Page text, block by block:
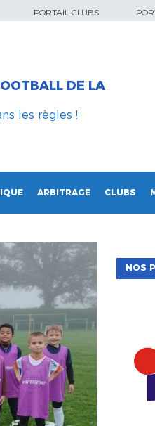
PORTAIL CLUBS
DE LA
les règles !
ARBITRAGE CLUBS
NOS